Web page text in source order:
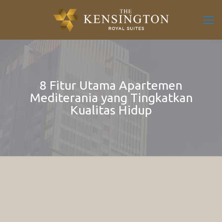
8 Fitur Utama Apartemen
Mediterania yang Tingkatkan
Kualitas Hidup